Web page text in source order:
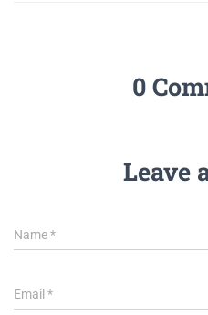
0
Leave
Name*
Email *